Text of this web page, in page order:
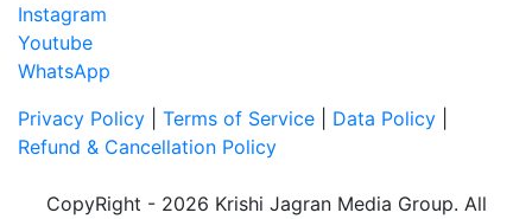
Instagram
Youtube
WhatsApp
Privacy Policy
Terms of Service Data Policy
Refund & Cancellation Policy
CopyRight - 2026 Krishi Jagran Media Group. All